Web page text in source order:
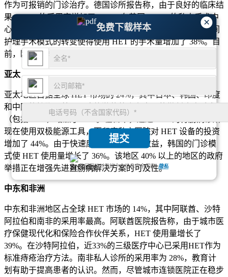
×
免费下载样本
提交
我们保证对您的个人信息完全保密.隐私
作为可报销的门诊治疗。德国诊所报告称，由于良好的临床结
果，HET 的采用率增加了 43%。在英国，41% 的私人手术中
心现在提供 HET 作为早期痔疮的主要治疗方法。法国向日间
护理手术模式的转变使得使用 HET 的手术量增加了 38%。目
前，欧洲 65% 的国家指南推荐 HET 用于 I-II 级痔疮病例。
亚太
亚太地区占据全球 HET 市场的 24%，其中日本、韩国、印度
和中国的扩张显着。医疗旅游使整个东南亚的微创痔疮手术
（包括 HET）增加了 47%。在日本，超过 52% 的胃肠病诊所
现在使用双极能源工具，而印度私立医院对 HET 设备的投资
增加了 44%。由于快速康复和患者周转效益，韩国的门诊模
式使 HET 使用量增长了 36%。该地区 40% 以上的地区的政府
举措正在增强先进直肠病解决方案的可及性。
中东和非洲
中东和非洲地区占全球 HET 市场的 14%，其中阿联酋、沙特
阿拉伯和南非的采用率最高。阿联酋医院报告称，由于城市医
疗保健现代化和保险合作伙伴关系，HET 使用量增长了
39%。在沙特阿拉伯，近33%的三级医疗中心已采用HET作为
标准痔疮治疗方法。南非私人诊所的采用率为 28%，教育计
划有助于提高患者的认识。然而，尽管城市连锁医院正在稳步